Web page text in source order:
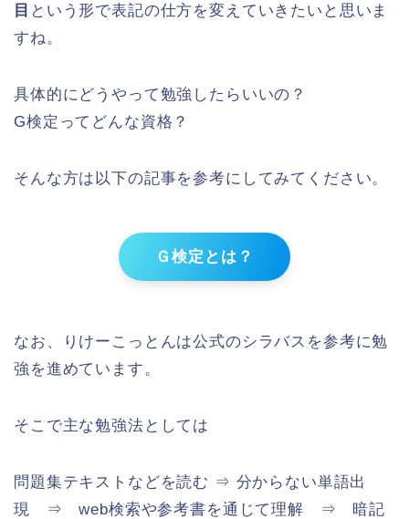
目 という形で表記の仕方を変えていきたいと思いま
すね。
具体的にどうやって勉強したらいいの？
G検定ってどんな資格？
そんな方は以下の記事を参考にしてみてください。
Ｇ検定とは？
なお、りけーこっとんは公式のシラバスを参考に勉
強を進めています。
そこで主な勉強法としては
問題集テキストなどを読む ⇒ 分からない単語出
現 ⇒ web検索や参考書を通じて理解 ⇒ 暗記